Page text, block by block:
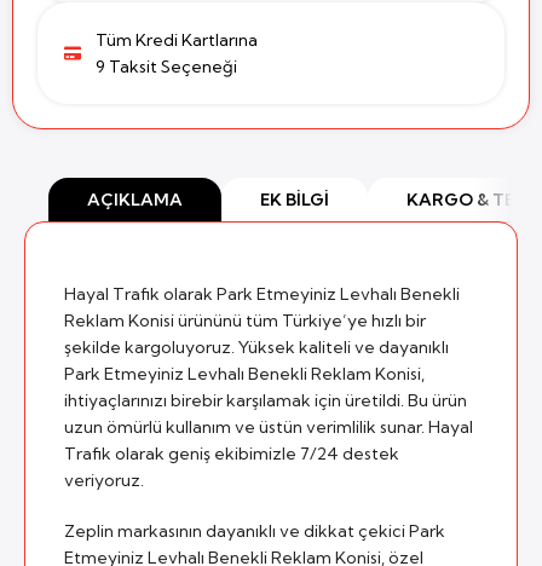
Tüm Kredi Kartlarına
9 Taksit Seçeneği
AÇIKLAMA EK BILGI KARGO &
Hayal Trafik olarak Park Etmeyiniz Levhalı Benekli
Reklam Konisi ürününü tüm Türkiye’ye hızlı bir
şekilde kargoluyoruz. Yüksek kaliteli ve dayanıklı
Park Etmeyiniz Levhalı Benekli Reklam Konisi,
ihtiyaçlarınızı birebir karşılamak için üretildi. Bu ürün
uzun ömürlü kullanım ve üstün verimlilik sunar. Hayal
Trafik olarak geniş ekibimizle 7/24 destek
veriyoruz.
Zeplin markasının dayanıklı ve dikkat çekici Park
Etmeyiniz Levhalı Benekli Reklam Konisi, özel